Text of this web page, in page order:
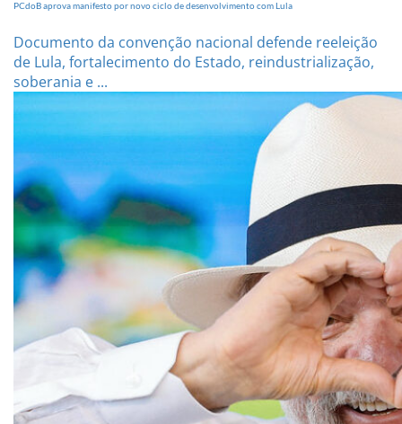
PCdoB aprova manifesto por novo ciclo de desenvolvimento com Lula
Documento da convenção nacional defende reeleição
de Lula, fortalecimento do Estado, reindustrialização,
soberania e ...